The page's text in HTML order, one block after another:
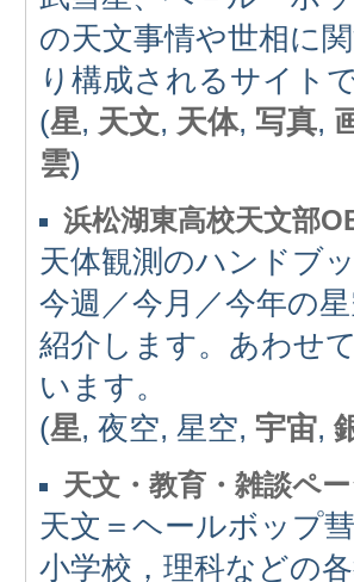
の天文事情や世相に
り構成されるサイト
(星, 天文, 天体, 写真,
雲)
浜松湖東高校天文部
天体観測のハンドブ
今週／今月／今年の
紹介します。あわせ
います。
(星, 夜空, 星空, 宇宙,
天文・教育・雑談ペ
天文＝ヘールボップ
小学校，理科などの